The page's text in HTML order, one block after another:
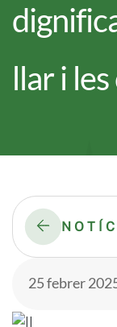
llar i
25 febrer
Imatge